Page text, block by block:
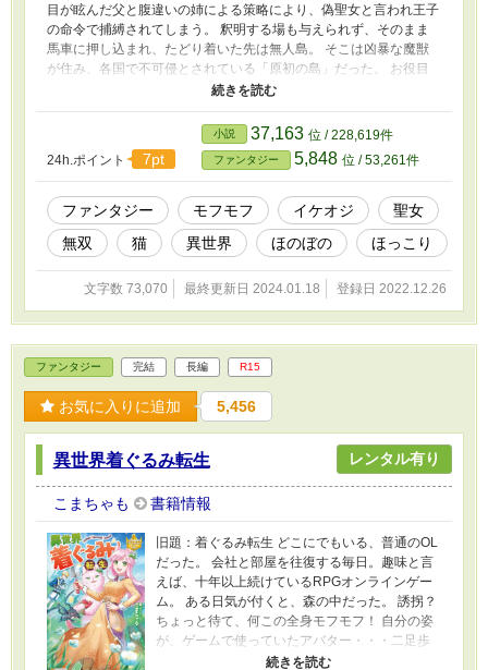
目が眩んだ父と腹違いの姉による策略により、偽聖女と言われ王子
の命令で捕縛されてしまう。 釈明する場も与えられず、そのまま
馬車に押し込まれ、たどり着いた先は無人島。 そこは凶暴な魔獣
が住み、各国で不可侵とされている「原初の島」だった。 お役目
から解放された聖女は、今日も無表情に自由を楽しむ！ ＊もしか
いったのはちょっと‥‥と思われる方は、ご注意ください。 ＊小
説家になろう様の方でも、のせて頂いております。
24h.ポイント
7pt
小説 37,163 位 / 228,619件
ファンタジー 5,848 位 / 53,261件
ファンタジー モフモフ イケオジ
聖女
無双
猫 異世界 ほのぼの ほっこり
文字数 73,070 最終更新日 2024.01.18 登録日 2022.12.26
ファンタジー 完結 長編 R15
お気に入りに追加 5,456
異世界着ぐるみ転生 レンタル有り
こまちゃも 書籍情報
旧題：着ぐるみ転生 どこにでもいる、普通のOL
だった。 会社と部屋を往復する毎日。趣味と言
えば、十年以上続けているRPGオンラインゲー
ム。 ある日気が付くと、森の中だった。 誘拐？
ちょっと待て、何この全身モフモフ！ 自分の姿
が、ゲームで使っていたアバター・・・二足歩
行の巨大猫になっていた。 幸い、ゲームで培っ